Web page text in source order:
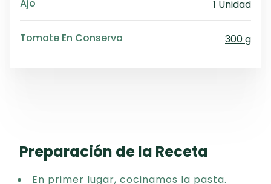
Ajo 1 Unidad
Tomate En Conserva 300 g
Preparación de la Receta
En primer lugar, cocinamos la pasta.